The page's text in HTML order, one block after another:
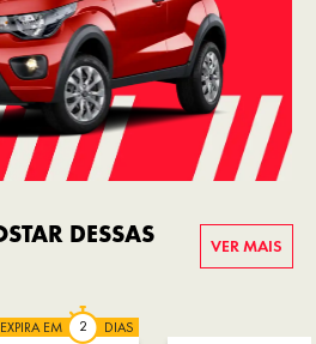
DESSAS
VER MAIS
EXPIRA EM DIAS